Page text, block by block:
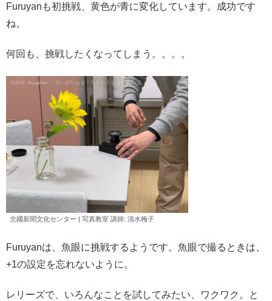
Furuyanも初挑戦、黄色が青に変化しています。成功です
ね。
何回も、挑戦したくなってしまう。。。。
北國新聞文化センター | 写真教室 講師: 清水梅子
Furuyanは、魚眼に挑戦するようです。魚眼で撮るときは、
+1の設定を忘れないように。
レリーズで、いろんなことを試してみたい、ワクワク。と